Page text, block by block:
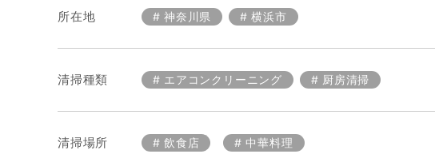
所在地 神奈川県 横浜市
清掃種類 エアコンクリーニング 厨房清掃
清掃場所 飲食店 中華料理